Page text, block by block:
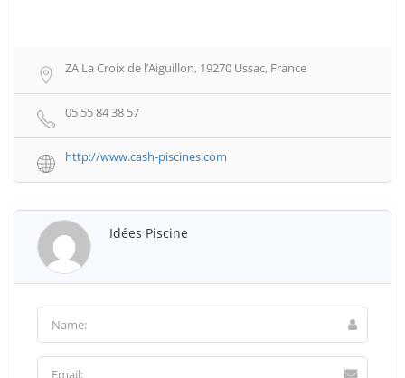
ZA La Croix de l’Aiguillon, 19270 Ussac, France
05 55 84 38 57
http://www.cash-piscines.com
Idées Piscine